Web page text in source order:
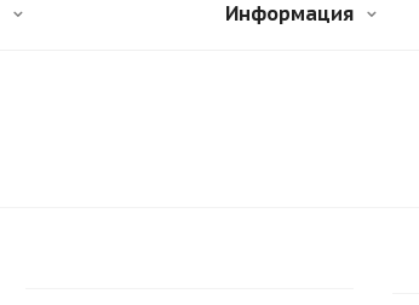
Информация